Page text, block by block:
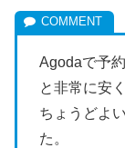
Agodaで予
と非常に安
ちょうどよ
た。